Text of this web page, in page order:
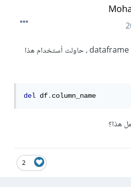
أحاول حذف عمود معين من dataframe ، حاولت أستخدام هذا
del df.column_name
هذا؟
2